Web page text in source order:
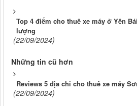
Top 4 điểm cho thuê xe máy ở Yên
lượng
(22/09/2024)
Những tin cũ hơn
Reviews 5 địa chỉ cho thuê xe máy
(22/09/2024)